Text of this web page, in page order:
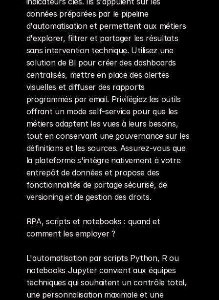
données préparées par le pipeline
d'automatisation et permettent aux métiers
d'explorer, filtrer et partager les résultats
sans intervention technique. Utilisez une
solution de BI pour créer des dashboards
centralisés, mettre en place des alertes
visuelles et diffuser des rapports
programmés par email. Privilégiez les outils
offrant un mode self-service pour que les
métiers adaptent les vues à leurs besoins,
tout en conservant une gouvernance sur les
définitions et les sources. Assurez-vous que
la plateforme s'intègre nativement à votre
entrepôt de données et propose des
fonctionnalités de partage sécurisé, de
versioning et de gestion des droits.
RPA, scripts et notebooks : quand et
comment les employer ?
L'automatisation par scripts Python, R ou
notebooks Jupyter convient aux équipes
techniques qui souhaitent un contrôle total,
une personnalisation maximale et une